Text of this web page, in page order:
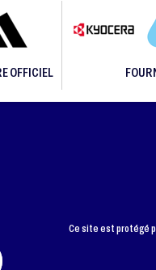
OFFICIEL
Ce site est protégé